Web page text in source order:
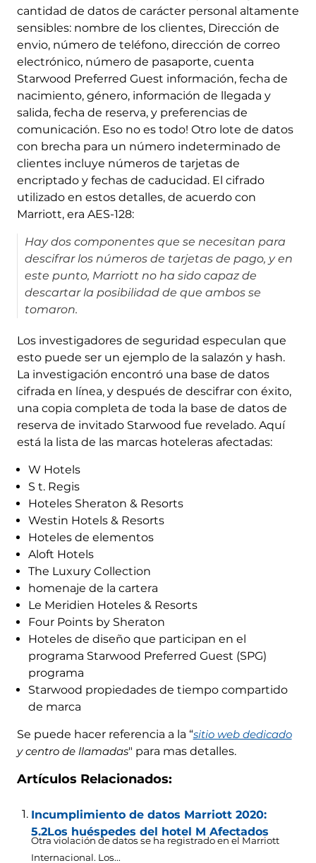
cantidad de datos de carácter personal altamente
sensibles: nombre de los clientes, Dirección de
envio, número de teléfono, dirección de correo
electrónico, número de pasaporte, cuenta
Starwood Preferred Guest información, fecha de
nacimiento, género, información de llegada y
salida, fecha de reserva, y preferencias de
comunicación. Eso no es todo! Otro lote de datos
con brecha para un número indeterminado de
clientes incluye números de tarjetas de
encriptado y fechas de caducidad. El cifrado
utilizado en estos detalles, de acuerdo con
Marriott, era AES-128:
Hay dos componentes que se necesitan para
descifrar los números de tarjetas de pago, y en
este punto, Marriott no ha sido capaz de
descartar la posibilidad de que ambos se
tomaron.
Los investigadores de seguridad especulan que
esto puede ser un ejemplo de la salazón y hash.
La investigación encontró una base de datos
cifrada en línea, y después de descifrar con éxito,
una copia completa de toda la base de datos de
reserva de invitado Starwood fue revelado. Aquí
está la lista de las marcas hoteleras afectadas:
W Hotels
S t. Regis
Hoteles Sheraton & Resorts
Westin Hotels & Resorts
Hoteles de elementos
Aloft Hotels
The Luxury Collection
homenaje de la cartera
Le Meridien Hoteles & Resorts
Four Points by Sheraton
Hoteles de diseño que participan en el
programa Starwood Preferred Guest (SPG)
programa
Starwood propiedades de tiempo compartido
de marca
Se puede hacer referencia a la “sitio web dedicado
y centro de llamadas" para mas detalles.
Artículos Relacionados:
Incumplimiento de datos Marriott 2020:
5.2Los huéspedes del hotel M Afectados
Otra violación de datos se ha registrado en el Marriott
Internacional. Los...